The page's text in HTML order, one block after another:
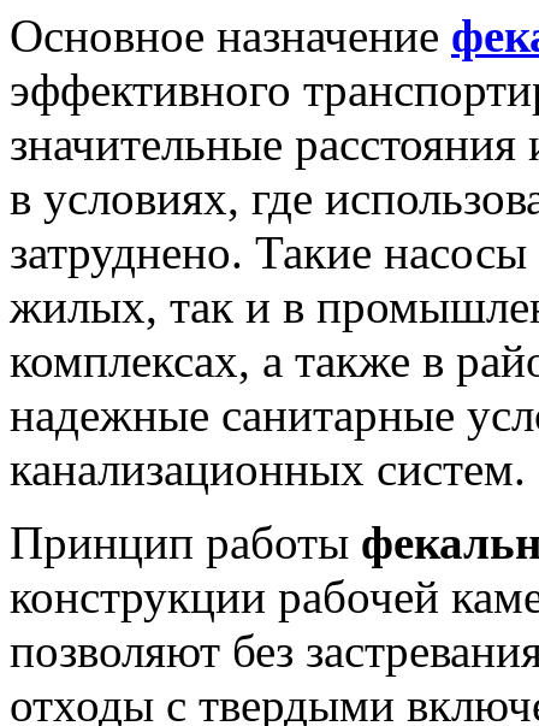
Основное назначение
эффективного
значительные
в условиях, где
затруднено. Такие
жилых, так и в
комплексах, а также в
надежные санитарные
канализационных систем.
Принцип работы
конструкции рабочей
позволяют без
отходы с твердыми